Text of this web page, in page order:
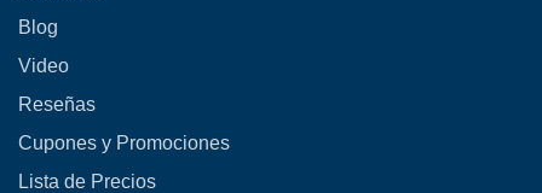
Blog
Video
Reseñas
Cupones y Promociones
Lista de Precios